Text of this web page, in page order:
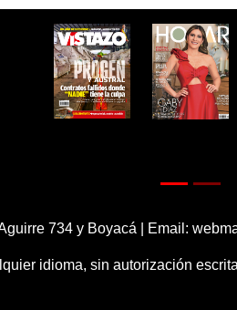
734 y Boyacá | Email:
idioma, sin autorización